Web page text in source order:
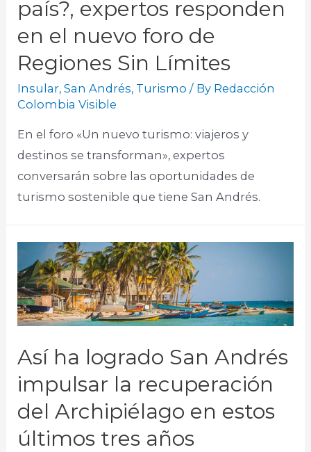
país?, expertos responden
en el nuevo foro de
Regiones Sin Límites
Insular,San Andrés, Turismo / By Redacción
Colombia Visible
En el foro «Un nuevo turismo: viajeros y
destinos se transforman», expertos
conversarán sobre las oportunidades de
turismo sostenible que tiene San Andrés.
Así ha logrado San Andrés
impulsar la recuperación
del Archipiélago en estos
últimos tres años